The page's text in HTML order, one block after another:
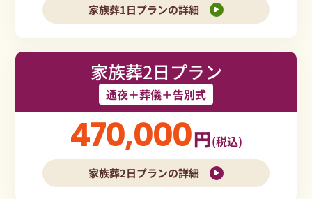
家族葬1日プランの詳細
家族葬2日プラン
通夜＋葬儀＋告別式
470,000円(税込)
家族葬2日プランの詳細